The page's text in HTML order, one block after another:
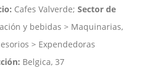
Cafes Valverde; Sector de
y bebidas > Maquinarias,
> Expendedoras
Belgica, 37